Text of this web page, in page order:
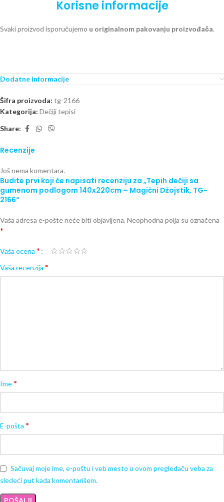
Korisne informacije
Svaki proizvod isporučujemo u originalnom pakovanju proizvođača.
Dodatne informacije
Šifra proizvoda: tg-2166
Kategorija: Dečiji tepisi
Share:
Recenzije
Još nema komentara.
Budite prvi koji će napisati recenziju za „Tepih dečiji sa
gumenom podlogom 140x220cm – Magični Džojstik, TG-
2166“
Vaša adresa e-pošte neće biti objavljena. Neophodna polja su označena
*
Vaša ocena *
Vaša recenzija *
Ime*
E-pošta *
Sačuvaj moje ime, e-poštu i veb mesto u ovom pregledaču veba za
sledeći put kada komentarišem.